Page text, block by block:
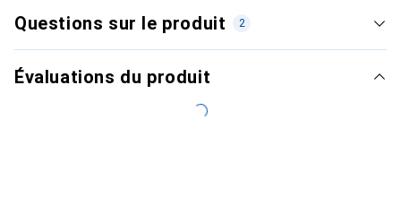
Questions sur le produit 2
Évaluations du produit